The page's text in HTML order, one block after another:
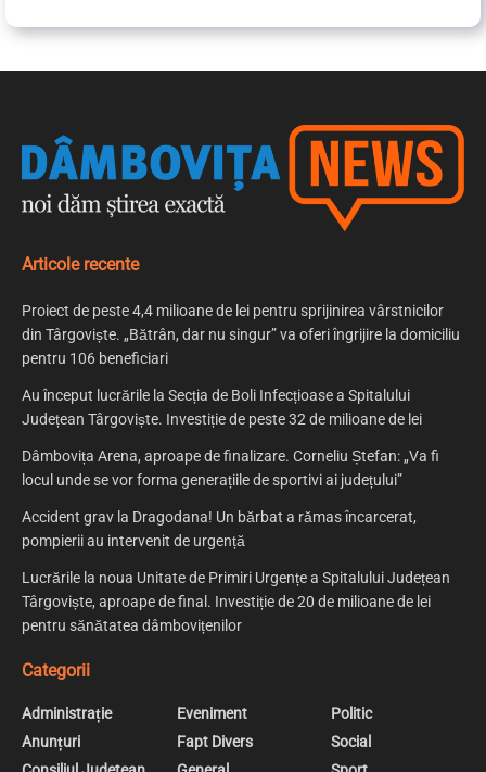
Articole recente
Proiect de peste 4,4 milioane de lei pentru sprijinirea vârstnicilor
din Târgoviște. „Bătrân, dar nu singur” va oferi îngrijire la domiciliu
pentru 106 beneficiari
Au început lucrările la Secția de Boli Infecțioase a Spitalului
Județean Târgoviște. Investiție de peste 32 de milioane de lei
Dâmbovița Arena, aproape de finalizare. Corneliu Ștefan: „Va fi
locul unde se vor forma generațiile de sportivi ai județului”
Accident grav la Dragodana! Un bărbat a rămas încarcerat,
pompierii au intervenit de urgență
Lucrările la noua Unitate de Primiri Urgențe a Spitalului Județean
Târgoviște, aproape de final. Investiție de 20 de milioane de lei
pentru sănătatea dâmbovițenilor
Categorii
Administrație
Anunțuri
Eveniment
Fapt Divers
Politic
Social